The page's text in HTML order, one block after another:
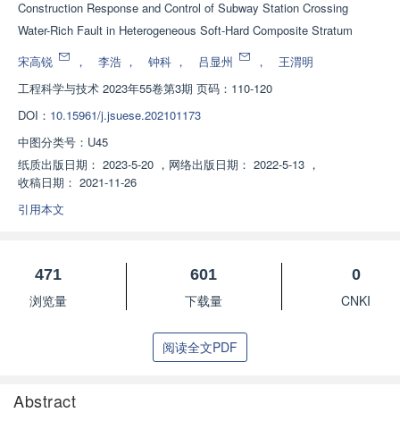
Construction Response and Control of Subway Station Crossing
Water-Rich Fault in Heterogeneous Soft-Hard Composite Stratum
宋高锐
， 李浩 ， 钟科 ， 吕显州 ，
王渭明
工程科学与技术 2023年55卷第3期 页码：110-120
DOI： 10.15961/j.jsuese.202101173
中图分类号： U45
纸质出版日期： 2023-5-20 ， 网络出版日期： 2022-5-13 ，
收稿日期： 2021-11-26
引用本文
471
浏览量
601
下载量
0
CNKI
阅读全文PDF
Abstract